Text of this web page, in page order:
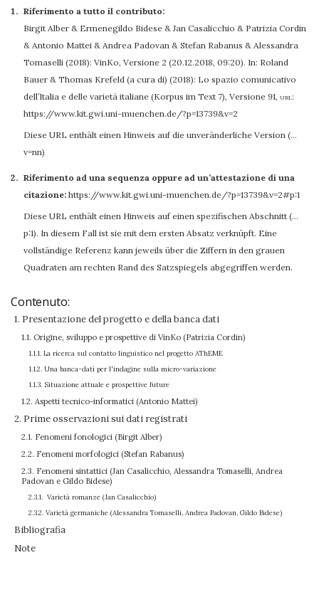
Riferimento a tutto il contributo:
Birgit Alber & Ermenegildo Bidese &Jan Casalicchio & Patrizia Cordin
& Antonio Mattei & Andrea Padovan & Stefan Rabanus & Alessandra
Tomaselli (2018): VinKo, Versione 2 (20.12.2018, 09:20). In: Roland
Bauer & Thomas Krefeld (a cura di) (2018): Lo spazio comunicativo
dell’Italia e delle varietà italiane (Korpus im Text 7), Versione 91, url:
https://www.kit.gwi.uni-muenchen.de/?p=13739&v=2
Diese URL enthält einen Hinweis auf die unveränderliche Version (…
v=nn)
Riferimento ad una sequenza oppure ad un’attestazione di una
citazione: https://www.kit.gwi.uni-muenchen.de/?p=13739&v=2#p:1
Diese URL enthält einen Hinweis auf einen spezifischen Abschnitt (…
p:1). In diesem Fall ist sie mit dem ersten Absatz verknüpft. Eine
vollständige Referenz kann jeweils über die Ziffern in den grauen
Quadraten am rechten Rand des Satzspiegels abgegriffen werden.
Contenuto:
1. Presentazione del progetto e della banca dati
1.1. Origine, sviluppo e prospettive di VinKo (Patrizia Cordin)
1.1.1. La ricerca sul contatto linguistico nel progetto AThEME
1.1.2. Una banca-dati per l'indagine sulla micro-variazione
1.1.3. Situazione attuale e prospettive future
1.2. Aspetti tecnico-informatici (Antonio Mattei)
2. Prime osservazioni sui dati registrati
2.1. Fenomeni fonologici (Birgit Alber)
2.2. Fenomeni morfologici (Stefan Rabanus)
2.3. Fenomeni sintattici (Jan Casalicchio, Alessandra Tomaselli, Andrea
Padovan e Gildo Bidese)
2.3.1. Varietà romanze (Jan Casalicchio)
2.3.2. Varietà germaniche (Alessandra Tomaselli, Andrea Padovan, Gildo Bidese)
Bibliografia
Note